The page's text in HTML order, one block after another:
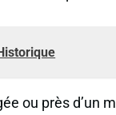
ou près d’un